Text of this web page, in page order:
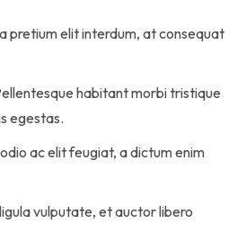
pretium elit interdum, at consequat
habitant morbi tristique
egestas.
ac elit feugiat, a dictum enim
vulputate, et auctor libero